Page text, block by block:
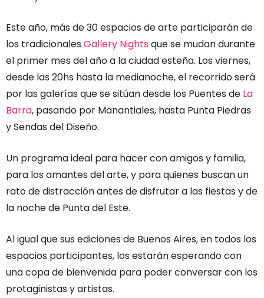
Este año, más de 30 espacios de arte participarán de
los tradicionales Gallery Nights que se mudan durante
el primer mes del año a la ciudad esteña. Los viernes,
desde las 20hs hasta la medianoche, el recorrido será
por las galerías que se sitúan desde los Puentes de La
Barra, pasando por Manantiales, hasta Punta Piedras
y Sendas del Diseño.
Un programa ideal para hacer con amigos y familia,
para los amantes del arte, y para quienes buscan un
rato de distracción antes de disfrutar a las fiestas y de
la noche de Punta del Este.
Al igual que sus ediciones de Buenos Aires, en todos los
espacios participantes, los estarán esperando con
una copa de bienvenida para poder conversar con los
protaginistas y artistas.